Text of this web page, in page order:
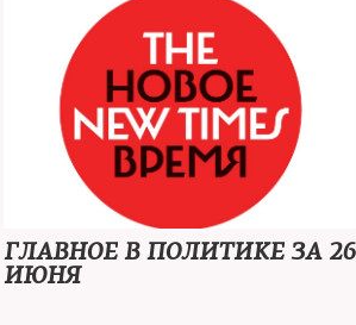
Минфин планирует заняться ослаблением
Ужесточен закон об «иноагентах»
ГЛАВНОЕ В ПОЛИТИКЕ ЗА 26
ИЮНЯ